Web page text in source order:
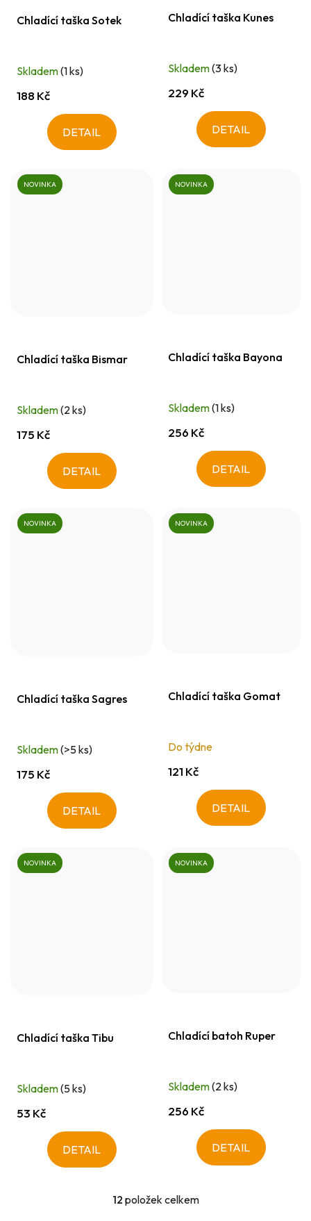
Chladící taška Sotek
Skladem(1 ks)
188 Kč
DETAIL
Chladící taška Kunes
Skladem(3 ks)
229 Kč
DETAIL
NOVINKA
Chladící taška Bismar
Skladem(2 ks)
175 Kč
DETAIL
NOVINKA
Chladící taška Bayona
Skladem(1 ks)
256 Kč
DETAIL
NOVINKA
Chladící taška Sagres
Skladem(>5 ks)
175 Kč
DETAIL
NOVINKA
Chladící taška Gomat
Do týdne
121 Kč
DETAIL
NOVINKA
Chladící taška Tibu
Skladem(5 ks)
53 Kč
DETAIL
NOVINKA
Chladící batoh Ruper
Skladem(2 ks)
256 Kč
DETAIL
O
12 položek celkem